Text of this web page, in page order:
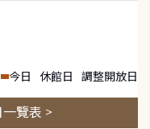
今日 休館日 調整開放日
覽表 >